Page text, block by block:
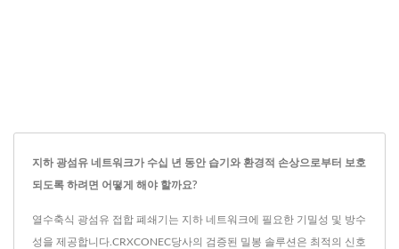
지하 광섬유 네트워크가 수십 년 동안 습기와 환경적 손상으로부터 보호
되도록 하려면 어떻게 해야 할까요?
열수축식 광섬유 접합 폐쇄기는 지하 네트워크에 필요한 기밀성 및 방수
성을 제공합니다.CRXCONEC당사의 검증된 밀봉 솔루션은 최적의 신호